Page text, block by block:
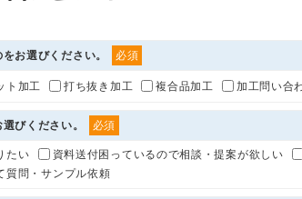
お選びください。 必須
ト加工 打ち抜き加工 複合品加工 加工問い合
びください。 必須
たい 資料送付困っているので相談・提案が欲しい
質問・サンプル依頼